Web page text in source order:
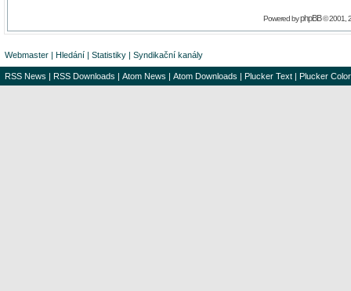
Powered byphpBB© 2001,
Webmaster | Hledání | Statistiky | Syndikační kanály
RSS News | RSS Downloads | Atom News | Atom Downloads | Plucker Text | Plucker Color